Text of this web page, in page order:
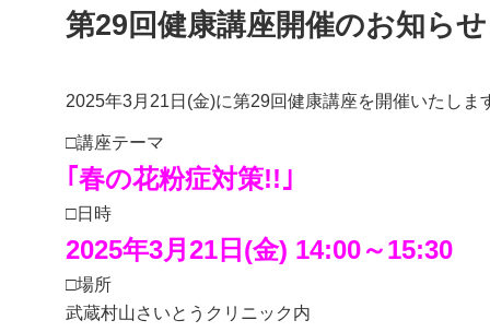
第29回健康講座開催のお知らせ
2025年3月21日(金)に第29回健康講座を開催いたしま
□講座テーマ
｢春の花粉症対策!!｣
□日時
2025年3月21日(金) 14:00～15:30
□場所
武蔵村山さいとうクリニック内